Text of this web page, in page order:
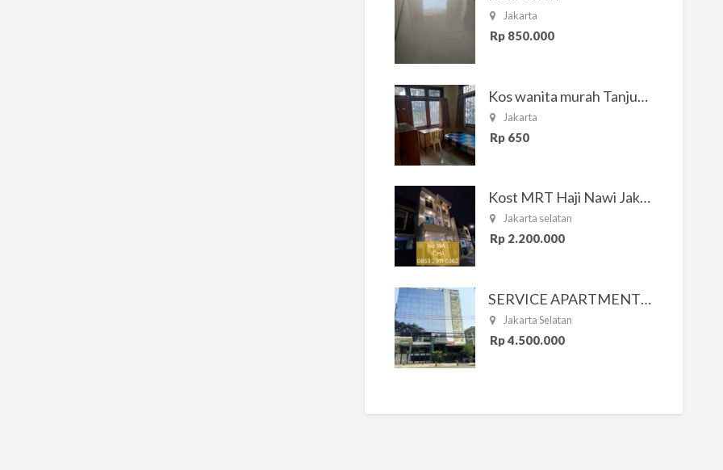
Jakarta
Rp 850.000
Kos wanita murah Tanjung Duren Jakarta Barat
Jakarta
Rp 650
Kost MRT Haji Nawi Jakarta Selatan
Jakarta selatan
Rp 2.200.000
SERVICE APARTMENT SOUTH RESIDENCE
Jakarta Selatan
Rp 4.500.000